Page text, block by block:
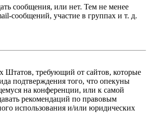
сообщения, или нет. Тем не менее
сообщений, участие в группах и т. д.
Штатов, требующий от сайтов, которые
подтверждения того, что опекуны
на конференции, или к самой
рекомендаций по правовым
использования и/или юридических